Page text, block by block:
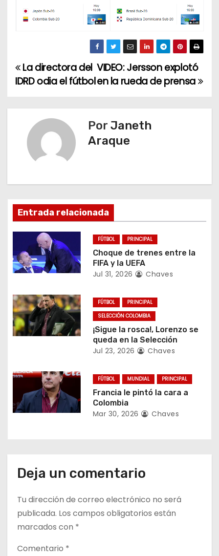
N
v
i
ó
n
d
e
e
n
r
a
VIDEO: Jersson explotó
en la rueda de prensa
La directora del
IDRD odia el fútbol
Por Janeth
Araque
Entrada relacionada
FÚTBOL PRINCIPAL
Choque de trenes entre la
FIFA y la UEFA
Jul 31, 2026 Chaves
FÚTBOL
PRINCIPAL
SELECCIÓN COLOMBIA
¡Sigue la rosca!, Lorenzo se
queda en la Selección
Jul 23, 2026 Chaves
FÚTBOL MUNDIAL PRINCIPAL
Francia le pintó la cara a
Colombia
Mar 30, 2026 Chaves
Deja un comentario
Tu dirección de correo electrónico no será
publicada. Los campos obligatorios están
marcados con *
Comentario *